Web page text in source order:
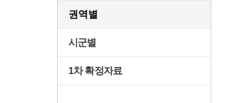
권역별
시군별
1차 확정자료